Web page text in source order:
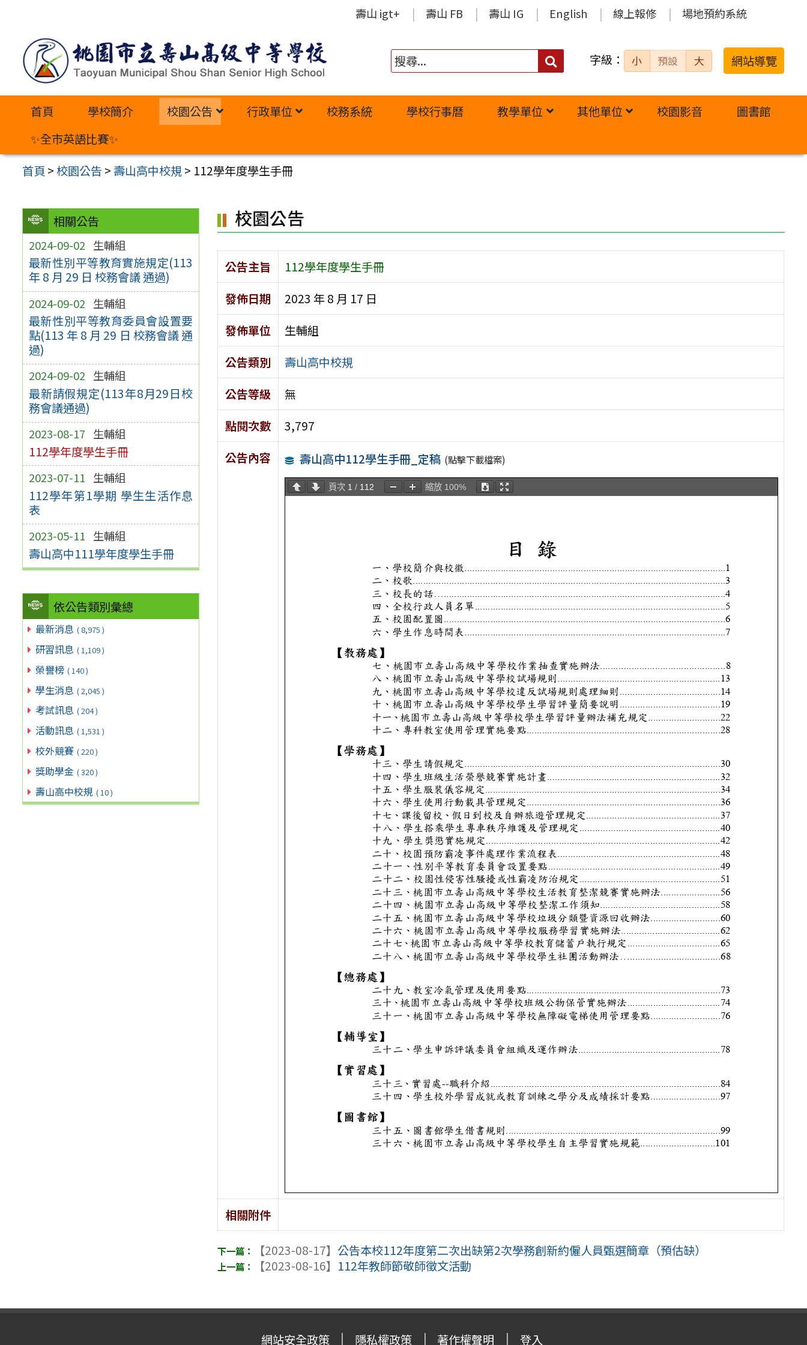
內
壽山 igt+ 壽山 FB 壽山 IG English 線上報修 場地預約系統
搜
字級： 小 預設 大 網站導覽
首頁 學校簡介 校園公告 行政單位 校務系統 學校行事曆 教學單位 其他單位 校園影音
圖書館
✨全市英語比賽✨
首頁 >校園公告 > 壽山高中校規> 112學年度學生手冊
相關公告
2024-09-02 生輔組
最新性別平等教育實施規定(113
年 8 月 29 日 校務會議 通過)
2024-09-02 生輔組
最新性別平等教育委員會設置要
點(113 年 8 月 29 日 校務會議 通
過)
2024-09-02 生輔組
最新請假規定(113年8月29日校
務會議通過)
2023-08-17 生輔組
112學年度學生手冊
2023-07-11 生輔組
112學年第1學期 學生生活作息
表
2023-05-11 生輔組
壽山高中111學年度學生手冊
依公告類別彙總
最新消息 ( 8,975 )
研習訊息 ( 1,109 )
榮譽榜 ( 140 )
學生消息 ( 2,045 )
考試訊息 ( 204 )
活動訊息 ( 1,531 )
校外競賽 ( 220 )
獎助學金 ( 320 )
壽山高中校規 ( 10 )
校園公告
公告主旨
112學年度學生手冊
發佈日期
2023 年 8 月 17 日
發佈單位
生輔組
公告類別
壽山高中校規
公告等級
無
點閱次數
3,797
公告內容
壽山高中112學生手冊_定稿 (點擊下載檔案)
頁次 1 / 112 縮放 100%
相關附件
【2023-08-17】 公告本校112年度第二次出缺第2次學務創新約僱人員甄選簡章（預估缺）
【2023-08-16】 112年教師節敬師徵文活動
網站安全政策 隱私權政策 著作權聲明 登入